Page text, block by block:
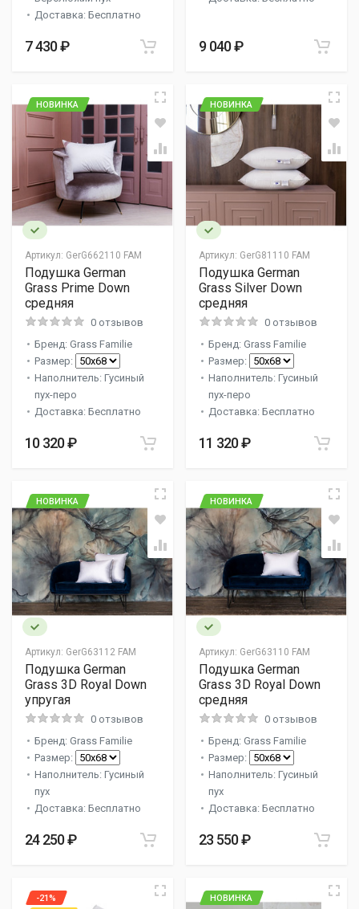
Доставка: Бесплатно
7 430 ₽ 9 040 ₽
Артикул: GerG662110 FAM
НОВИНКА
Подушка German
Grass Prime Down
средняя
0 отзывов
Бренд: Grass Familie
Размер:
Наполнитель: Гусиный
пух-перо
Доставка: Бесплатно
10 320 ₽
Артикул: GerG81110 FAM
НОВИНКА
Подушка German
Grass Silver Down
средняя
0 отзывов
Бренд: Grass Familie
Размер:
Наполнитель: Гусиный
пух-перо
Доставка: Бесплатно
11 320 ₽
Артикул: GerG63112 FAM
НОВИНКА
Подушка German
Grass 3D Royal Down
упругая
0 отзывов
Бренд: Grass Familie
Размер:
Наполнитель: Гусиный
пух
Доставка: Бесплатно
24 250 ₽
Артикул: GerG63110 FAM
НОВИНКА
Подушка German
Grass 3D Royal Down
средняя
0 отзывов
Бренд: Grass Familie
Размер:
Наполнитель: Гусиный
пух
Доставка: Бесплатно
23 550 ₽
-21%
НОВИНКА